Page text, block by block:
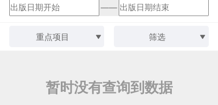
——
重点项目 筛选
暂时没有查询到数据